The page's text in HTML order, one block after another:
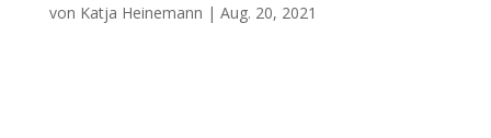
von Katja Heinemann | Aug. 20, 2021